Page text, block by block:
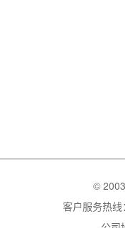
©
客户服务热